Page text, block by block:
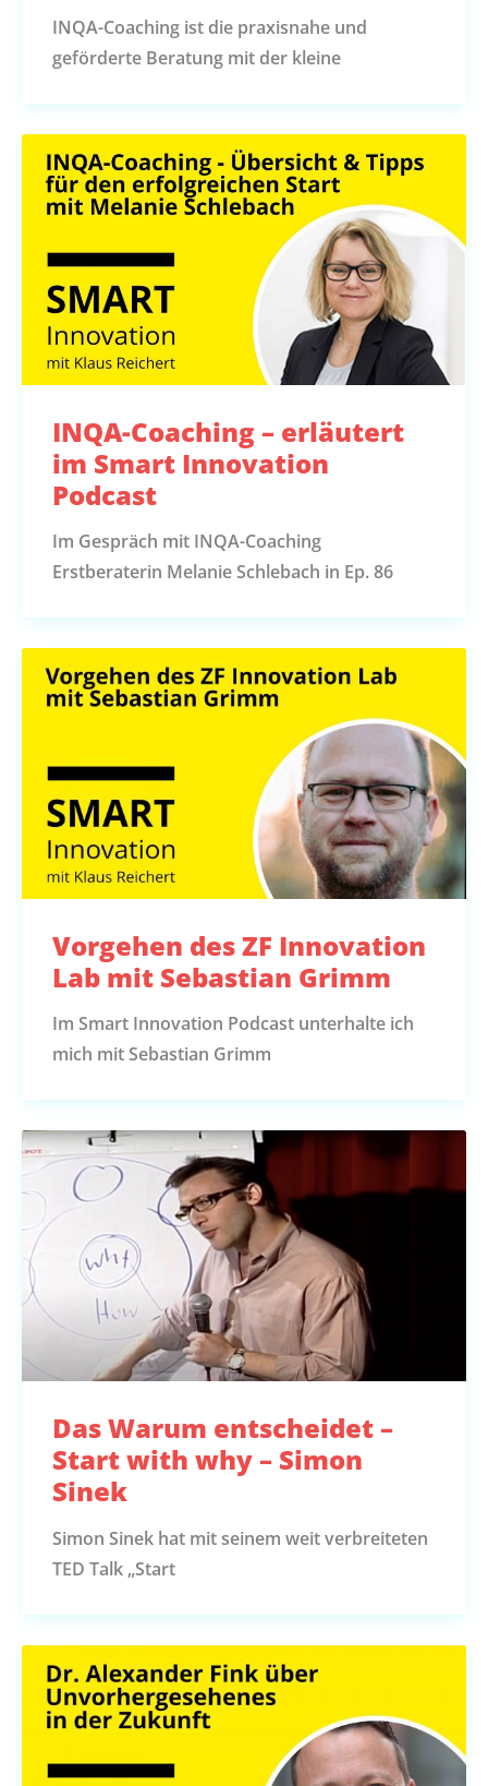
INQA-Coaching ist die praxisnahe und
geförderte Beratung mit der kleine
INQA-Coaching – erläutert
im Smart Innovation
Podcast
Im Gespräch mit INQA-Coaching
Erstberaterin Melanie Schlebach in Ep. 86
Vorgehen des ZF Innovation
Lab mit Sebastian Grimm
Im Smart Innovation Podcast unterhalte ich
mich mit Sebastian Grimm
Das Warum entscheidet –
Start with why – Simon
Sinek
Simon Sinek hat mit seinem weit verbreiteten
TED Talk „Start